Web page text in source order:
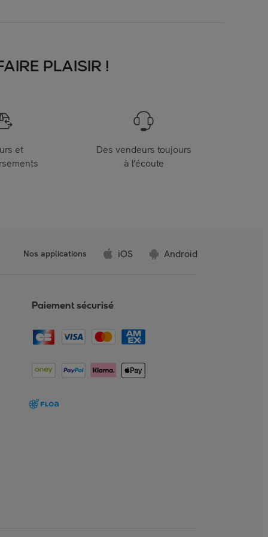
PLAISIR !
et
Des vendeurs toujours
à l’écoute
Nos applications iOS Android
Paiement sécurisé